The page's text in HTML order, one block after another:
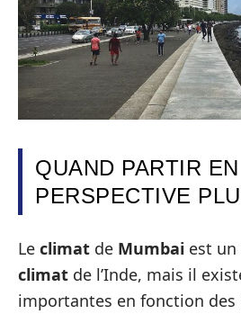
QUAND PARTIR
PERSPECTIVE
Le climat de Mumbai est
climat de l’Inde, mais il
importantes en fonction des